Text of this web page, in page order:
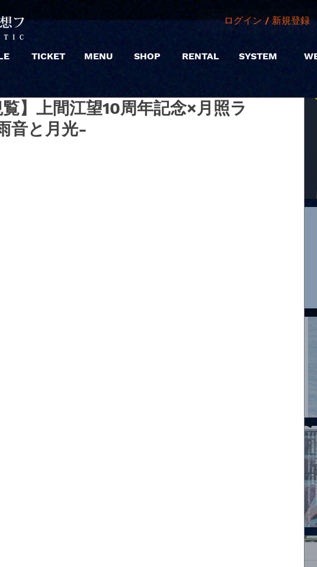
TICKET MENU SHOP
ログイン / 新規登録
RENTAL SYSTEM
】上間江望10周年記念×月照ラ
音と月光-
City
ア